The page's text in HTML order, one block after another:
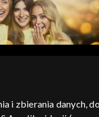
i zbierania danych,